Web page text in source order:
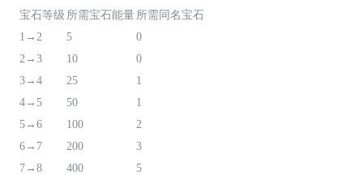
宝石等级 所需宝石能量 所需同名宝石
1→2
5
0
2→3
10
0
3→4
25
1
4→5
50
1
5→6
100
2
6→7
200
3
7→8
400
5